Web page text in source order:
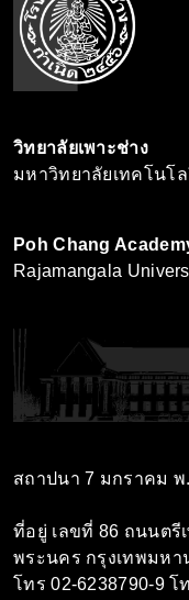
วิทยาลัยเพาะช่าง
มหาวิทยาลัยเทคโนโ
Poh Chang
Rajamangala
สถาปนา 7 มกราคม พ
ที่อยู่ เลขที่ 86 ถนนตรี
พระนคร กรุงเทพมหา
โทร 02-6238790-9 โ